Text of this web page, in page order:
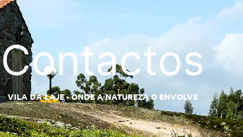
Contactos
VILA DA LAJE - ONDE A NATUREZA O ENVOLVE